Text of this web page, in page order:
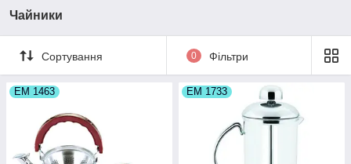
Чайники
Сортування 0 Фільтри
ЕМ 1463 ЕМ 1733